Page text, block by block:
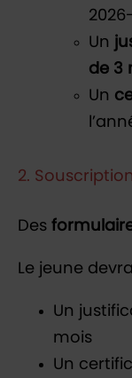
Un
de 3
Un
2.
Des
Le jeune
Un
mois
Un